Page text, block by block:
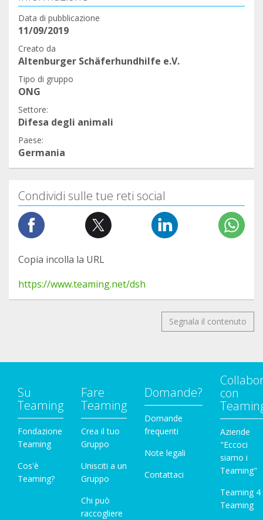
Data di pubblicazione
11/09/2019
Creato da
Altenburger Schäferhundhilfe e.V.
Tipo di gruppo
ONG
Settore:
Difesa degli animali
Paese:
Germania
Condividi sulle tue reti social
Copia incolla la URL
https://www.teaming.net/dsh
Segnala il contenuto
Su
Teaming
Fondazione
Teaming
Cos'è
Teaming?
Fare
Teaming
Crea il tuo
Gruppo
Unisciti a un
Gruppo
Chi può
raccogliere
Domande?
Domande
frequenti
Note legali
Contattaci
con
Aziende
"Eccoci
siamo i
Teaming"
Teaming 4
Teaming